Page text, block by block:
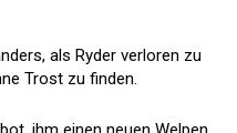
als Ryder verloren zu
Trost zu finden.